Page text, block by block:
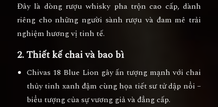
Đây là dòng rượu whisky pha trộn cao cấp, dành
riêng cho những người sành rượu và đam mê trải
nghiệm hương vị tinh tế.
2. Thiết kế chai và bao bì
Chivas 18 Blue Lion gây ấn tượng mạnh với chai
thủy tinh xanh đậm cùng họa tiết sư tử dập nổi –
biểu tượng của sự vương giả và đẳng cấp.